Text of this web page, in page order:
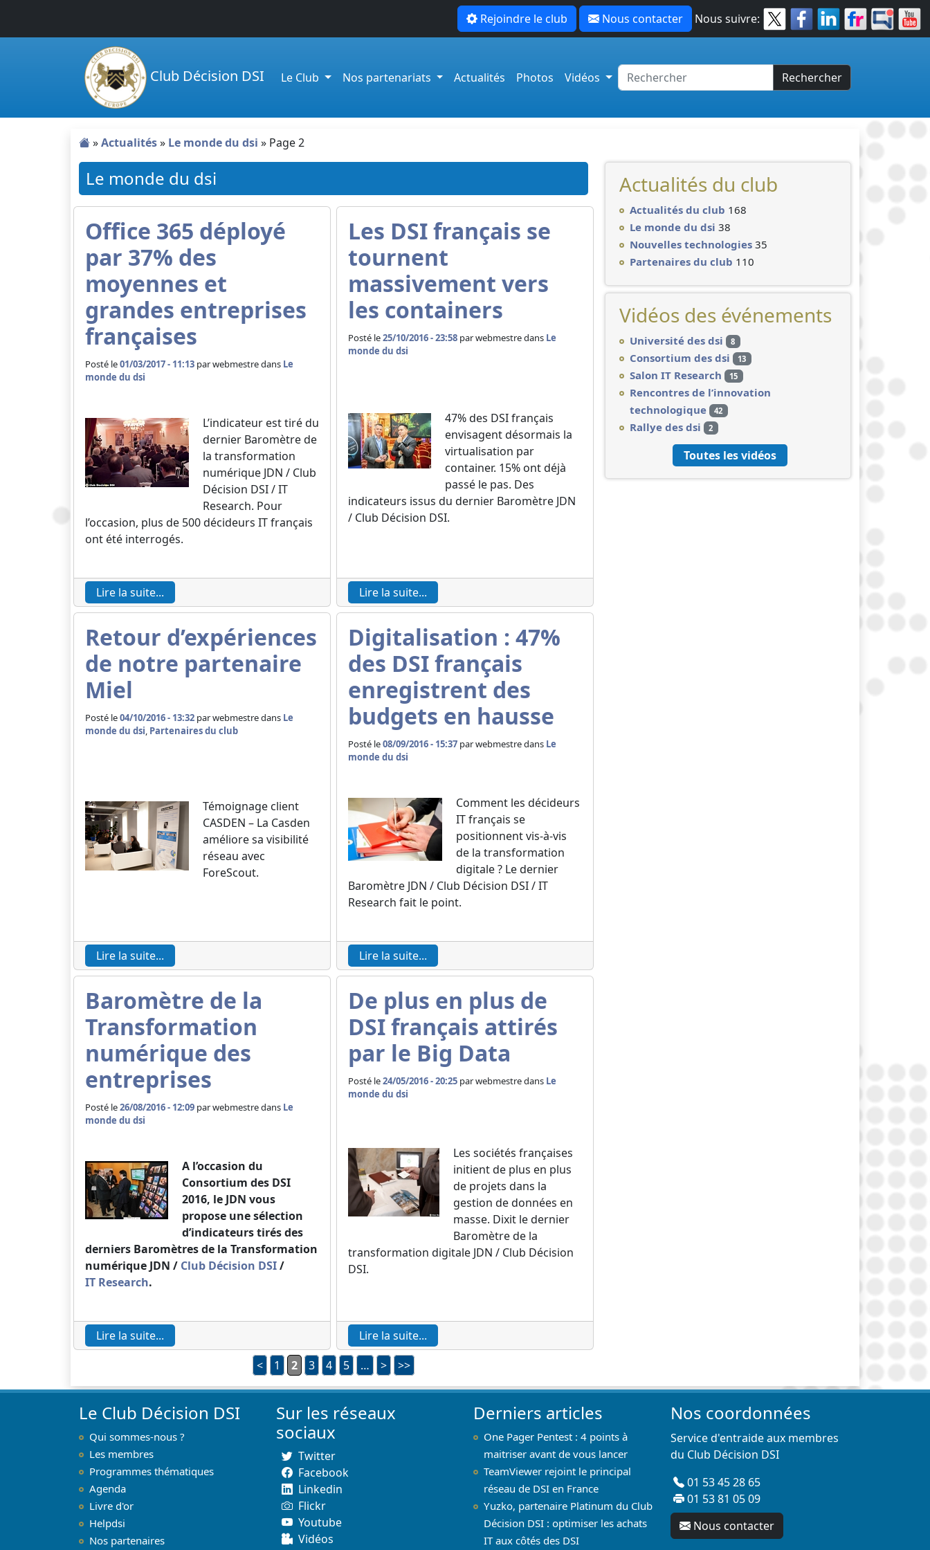
Rejoindre le club Nous contacter Nous suivre:
Club Décision DSI Le Club Nos partenariats Actualités Photos Vidéos Rechercher
»Actualités» Le monde du dsi » Page 2
Le monde du dsi
Office 365 déployé
par 37% des
moyennes et
grandes entreprises
françaises
Posté le01/03/2017 - 11:13 parwebmestre dans Le
monde du dsi
L’indicateur est tiré du
dernier Baromètre de
la transformation
numérique JDN / Club
Décision DSI / IT
Research. Pour
l’occasion, plus de 500 décideurs IT français
ont été interrogés.
Lire la suite...
Les DSI français se
tournent
massivement vers
les containers
Posté le25/10/2016 - 23:58 parwebmestre dans Le
monde du dsi
47% des DSI français
envisagent désormais la
virtualisation par
container. 15% ont déjà
passé le pas. Des
indicateurs issus du dernier Baromètre JDN
/ Club Décision DSI.
Lire la suite...
Retour d’expériences
de notre partenaire
Miel
Posté le04/10/2016 - 13:32 parwebmestre dans Le
monde du dsi, Partenaires du club
Témoignage client
CASDEN – La Casden
améliore sa visibilité
réseau avec
ForeScout.
Lire la suite...
Digitalisation : 47%
des DSI français
enregistrent des
budgets en hausse
Posté le08/09/2016 - 15:37 parwebmestre dans Le
monde du dsi
Comment les décideurs
IT français se
positionnent vis-à-vis
de la transformation
digitale ? Le dernier
Baromètre JDN / Club Décision DSI / IT
Research fait le point.
Lire la suite...
Baromètre de la
Transformation
numérique des
entreprises
Posté le26/08/2016 - 12:09 parwebmestre dans Le
monde du dsi
A l’occasion du
Consortium des DSI
2016, le JDN vous
propose une sélection
d’indicateurs tirés des
derniers Baromètres de la Transformation
numérique JDN / Club Décision DSI/
IT Research.
Lire la suite...
De plus en plus de
DSI français attirés
par le Big Data
Posté le24/05/2016 - 20:25 parwebmestre dans Le
monde du dsi
Les sociétés françaises
initient de plus en plus
de projets dans la
gestion de données en
masse. Dixit le dernier
Baromètre de la
transformation digitale JDN / Club Décision
DSI.
Lire la suite...
<
1 2 3 4 5 … > >>
Actualités du club
Actualités du club 168
Le monde du dsi 38
Nouvelles technologies 35
Partenaires du club 110
Vidéos des événements
Université des dsi 8
Consortium des dsi 13
Salon IT Research 15
Rencontres de l’innovation
technologique
42
Rallye des dsi 2
Toutes les vidéos
Le Club Décision DSI
Qui sommes-nous ?
Les membres
Programmes thématiques
Agenda
Livre d'or
Helpdsi
Nos partenaires
Sur les réseaux
sociaux
Twitter
Facebook
Linkedin
Flickr
Youtube
Vidéos
Derniers articles
One Pager Pentest : 4 points à
maitriser avant de vous lancer
TeamViewer rejoint le principal
réseau de DSI en France
Yuzko, partenaire Platinum du Club
Décision DSI : optimiser les achats
IT aux côtés des DSI
Nos coordonnées
Service d'entraide aux membres
du Club Décision DSI
01 53 45 28 65
01 53 81 05 09
Nous contacter